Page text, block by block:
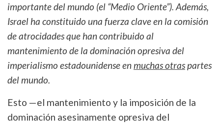
importante del mundo (el “Medio Oriente”). Además,
Israel ha constituido una fuerza clave en la comisión
de atrocidades que han contribuido al
mantenimiento de la dominación opresiva del
imperialismo estadounidense enmuchas otraspartes
del mundo.
Esto —el mantenimiento y la imposición de la
dominación asesinamente opresiva del